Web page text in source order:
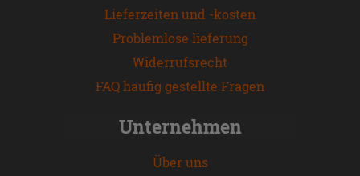
Lieferzeiten und -kosten
Problemlose lieferung
Widerrufsrecht
FAQ häufig gestellte Fragen
Unternehmen
Über uns